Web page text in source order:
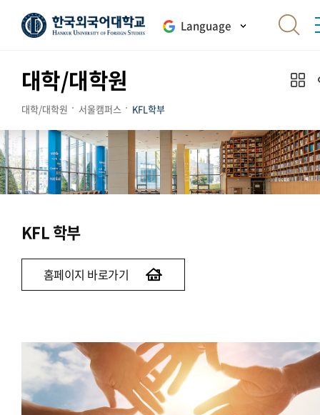
Language
대학/대학원
대학/대학원 서울캠퍼스 KFL학부
KFL 학부
홈페이지 바로가기